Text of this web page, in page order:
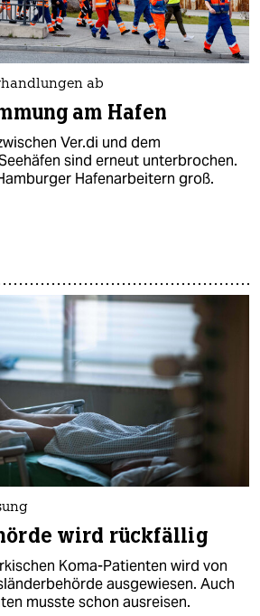
ab
am Hafen
Ver.di und dem
sind erneut unterbrochen.
Hafenarbeitern groß.
wird rückfällig
Koma-Patienten wird von
ausgewiesen. Auch
musste schon ausreisen.